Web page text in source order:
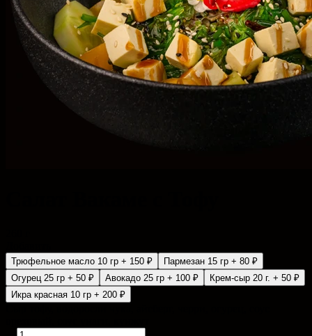
Трюфельное масло 10 гр + 150 ₽ Пармезан 15 гр + 80 ₽
Огурец 25 гр + 50 ₽ Авокадо 25 гр + 100 ₽ Крем-сыр 20 г. + 50 ₽
Икра красная 10 гр + 200 ₽